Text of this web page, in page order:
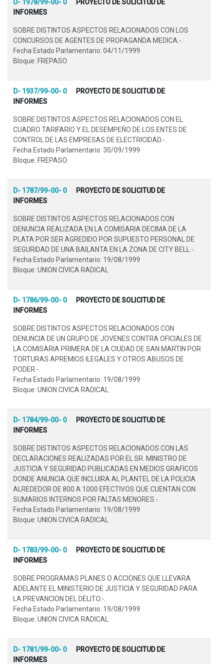
D- 1978/99-00- 0
PROYECTO DE SOLICITUD DE
INFORMES
SOBRE DISTINTOS ASPECTOS RELACIONADOS CON LOS
CONCURSOS DE AGENTES DE PROPAGANDA MEDICA.-.
Fecha Estado Parlamentario: 04/11/1999
Bloque: FREPASO
D- 1937/99-00- 0
PROYECTO DE SOLICITUD DE
INFORMES
SOBRE DISTINTOS ASPECTOS RELACIONADOS CON EL
CUADRO TARIFARIO Y EL DESEMPEÑO DE LOS ENTES DE
CONTROL DE LAS EMPRESAS DE ELECTRICIDAD.-.
Fecha Estado Parlamentario: 30/09/1999
Bloque: FREPASO
D- 1787/99-00- 0
PROYECTO DE SOLICITUD DE
INFORMES
SOBRE DISTINTOS ASPECTOS RELACIONADOS CON
DENUNCIA REALIZADA EN LA COMISARIA DECIMA DE LA
PLATA POR SER AGREDIDO POR SUPUESTO PERSONAL DE
SEGURIDAD DE UNA BAILANTA EN LA ZONA DE CITY BELL.-.
Fecha Estado Parlamentario: 19/08/1999
Bloque: UNION CIVICA RADICAL
D- 1786/99-00- 0
PROYECTO DE SOLICITUD DE
INFORMES
SOBRE DISTINTOS ASPECTOS RELACIONADOS CON
DENUNCIA DE UN GRUPO DE JOVENES CONTRA OFICIALES DE
LA COMISARIA PRIMERA DE LA CIUDAD DE SAN MARTIN POR
TORTURAS APREMIOS ILEGALES Y OTROS ABUSOS DE
PODER.-.
Fecha Estado Parlamentario: 19/08/1999
Bloque: UNION CIVICA RADICAL
D- 1784/99-00- 0
PROYECTO DE SOLICITUD DE
INFORMES
SOBRE DISTINTOS ASPECTOS RELACIONADOS CON LAS
DECLARACIONES REALIZADAS POR EL SR. MINISTRO DE
JUSTICIA Y SEGURIDAD PUBLICADAS EN MEDIOS GRAFICOS
DONDE ANUNCIA QUE INCLUIRA AL PLANTEL DE LA POLICIA
ALREDEDOR DE 800 A 1000 EFECTIVOS QUE CUENTAN CON
SUMARIOS INTERNOS POR FALTAS MENORES.-.
Fecha Estado Parlamentario: 19/08/1999
Bloque: UNION CIVICA RADICAL
D- 1783/99-00- 0
PROYECTO DE SOLICITUD DE
INFORMES
SOBRE PROGRAMAS PLANES O ACCIONES QUE LLEVARA
ADELANTE EL MINISTERIO DE JUSTICIA Y SEGURIDAD PARA
LA PREVANCION DEL DELITO.-.
Fecha Estado Parlamentario: 19/08/1999
Bloque: UNION CIVICA RADICAL
D- 1781/99-00- 0
PROYECTO DE SOLICITUD DE
INFORMES